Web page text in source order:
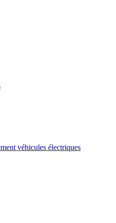
véhicules électriques